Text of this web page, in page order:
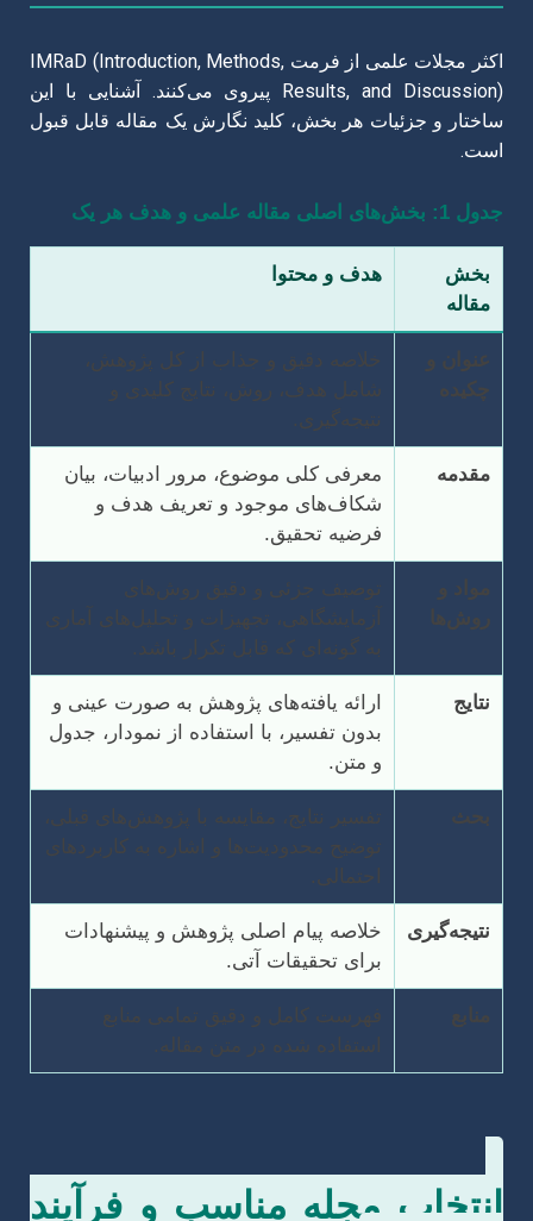
اکثر مجلات علمی از فرمت IMRaD (Introduction, Methods,
Results, and Discussion) پیروی می‌کنند. آشنایی با این
ساختار و جزئیات هر بخش، کلید نگارش یک مقاله قابل قبول
است.
جدول 1: بخش‌های اصلی مقاله علمی و هدف هر یک
بخش
مقاله
هدف و محتوا
عنوان و
چکیده
خلاصه دقیق و جذاب از کل پژوهش،
شامل هدف، روش، نتایج کلیدی و
نتیجه‌گیری.
مقدمه
معرفی کلی موضوع، مرور ادبیات، بیان
شکاف‌های موجود و تعریف هدف و
فرضیه تحقیق.
مواد و
روش‌ها
توصیف جزئی و دقیق روش‌های
آزمایشگاهی، تجهیزات و تحلیل‌های آماری
به گونه‌ای که قابل تکرار باشد.
نتایج
ارائه یافته‌های پژوهش به صورت عینی و
بدون تفسیر، با استفاده از نمودار، جدول
و متن.
بحث
تفسیر نتایج، مقایسه با پژوهش‌های قبلی،
توضیح محدودیت‌ها و اشاره به کاربردهای
احتمالی.
نتیجه‌گیری
خلاصه پیام اصلی پژوهش و پیشنهادات
برای تحقیقات آتی.
منابع
فهرست کامل و دقیق تمامی منابع
استفاده شده در متن مقاله.
انتخاب مجله مناسب و فرآیند